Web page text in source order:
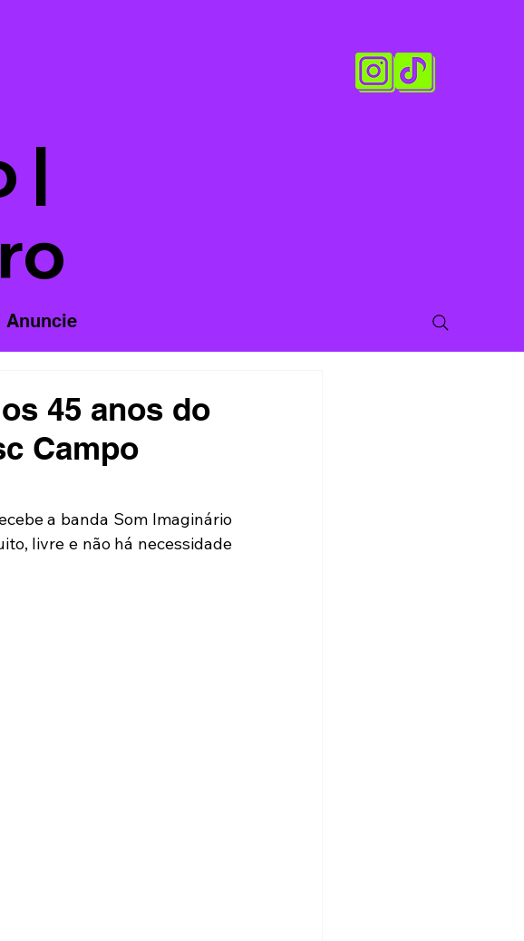
|
Anuncie
45 anos do
Campo
a banda Som Imaginário
livre e não há necessidade